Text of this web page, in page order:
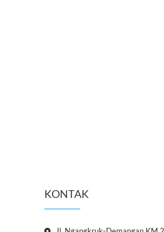
KONTAK